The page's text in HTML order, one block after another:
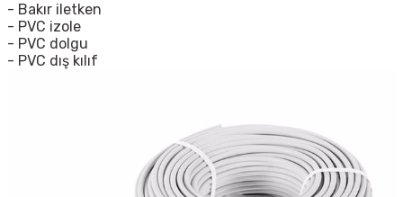
- Bakır iletken
- PVC izole
- PVC dolgu
- PVC dış kılıf